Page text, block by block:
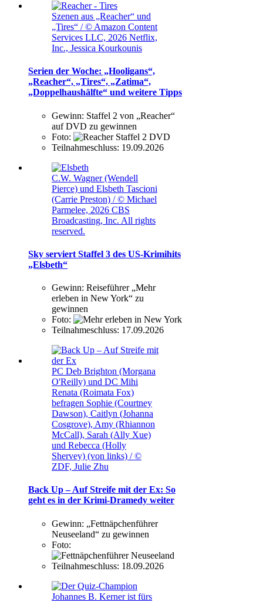
Szenen aus „Reacher“ und
„Tires“ / © Amazon Content
Services LLC, 2026 Netflix,
Inc., Jessica Kourkounis
Serien der Woche: „Hooligans“,
„Reacher“, „Tires“, „Zatima“,
„Doppelhaushälfte“ und weitere Tipps
Gewinn: Staffel 2 von „Reacher“
auf DVD zu gewinnen
Foto:
Teilnahmeschluss: 19.09.2026
C.W. Wagner (Wendell
Pierce) und Elsbeth Tascioni
(Carrie Preston) / © Michael
Parmelee, 2026 CBS
Broadcasting, Inc. All rights
reserved.
Sky serviert Staffel 3 des US-Krimihits
„Elsbeth“
Gewinn: Reiseführer „Mehr
erleben in New York“ zu
gewinnen
Foto:
Teilnahmeschluss: 17.09.2026
PC Deb Brighton (Morgana
O'Reilly) und DC Mihi
Renata (Roimata Fox)
befragen Sophie (Courtney
Dawson), Caitlyn (Johanna
Cosgrove), Amy (Rhiannon
McCall), Sarah (Ally Xue)
und Rebecca (Holly
Shervey) (von links) / ©
ZDF, Julie Zhu
Back Up – Auf Streife mit der Ex: So
geht es in der Krimi-Dramedy weiter
Gewinn: „Fettnäpchenführer
Neuseeland“ zu gewinnen
Foto:
Teilnahmeschluss: 18.09.2026
Johannes B. Kerner ist fürs